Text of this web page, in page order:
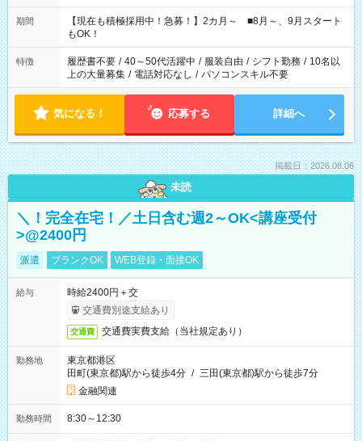
い」 「余裕を持って夕飯の準備がしたい」 「できれば残業はし
たくない」 など、ご希望を教えてくださいね。 ※Wワーク希望
の方へ 今ご覧のお仕事で希望する勤務時間と、もう1つのお仕事
の勤務時間。 合計で週40時間を超える場合は応募できません。
期間
【現在も積極採用中！急募！】2カ月～ ■8月～、9月スタート
もOK！
特徴 履歴書不要 / 40～50代活躍中 / 服装自由 / シフト勤務 / 10名以
上の大量募集 / 電話対応なし / パソコンスキル不要
気になる！ 応募する 詳細へ
掲載日：2026.08.06
未読
＼！完全在宅！／土日含む週2～OK<講座受付
>@2400円
派遣 ブランクOK WEB登録・面接OK
給与
時給2400円＋交
交通費別途支給あり
交通費 交通費実費支給（当社規定あり）
勤務地
東京都港区
田町(東京都)駅から徒歩4分 / 三田(東京都)駅から徒歩7分
金融関連
勤務時間 8:30～12:30